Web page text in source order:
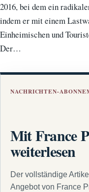
2016, bei dem ein
indem er mit einem
Einheimischen und
Der…
NACHRICHTEN-
Mit France
weiterlesen
Der vollständige
Angebot von France